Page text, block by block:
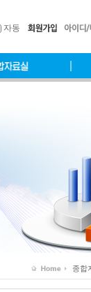
자동
종합